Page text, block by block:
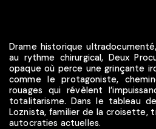
Drame historique
au rythme chirurgical, Deux
opaque où perce une grinçante
comme le protagoniste,
rouages qui révèlent
totalitarisme. Dans le tableau
Loznista, familier de la croisette,
autocraties actuelles.